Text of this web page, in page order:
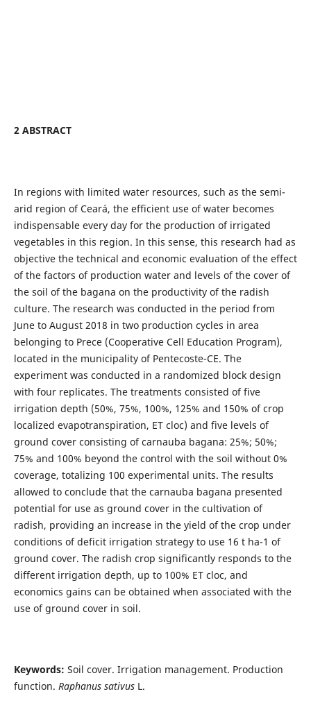
2 ABSTRACT
In regions with limited water resources, such as the semi-
arid region of Ceará, the efficient use of water becomes
indispensable every day for the production of irrigated
vegetables in this region. In this sense, this research had as
objective the technical and economic evaluation of the effect
of the factors of production water and levels of the cover of
the soil of the bagana on the productivity of the radish
culture. The research was conducted in the period from
June to August 2018 in two production cycles in area
belonging to Prece (Cooperative Cell Education Program),
located in the municipality of Pentecoste-CE. The
experiment was conducted in a randomized block design
with four replicates. The treatments consisted of five
irrigation depth (50%, 75%, 100%, 125% and 150% of crop
localized evapotranspiration, ET cloc) and five levels of
ground cover consisting of carnauba bagana: 25%; 50%;
75% and 100% beyond the control with the soil without 0%
coverage, totalizing 100 experimental units. The results
allowed to conclude that the carnauba bagana presented
potential for use as ground cover in the cultivation of
radish, providing an increase in the yield of the crop under
conditions of deficit irrigation strategy to use 16 t ha-1 of
ground cover. The radish crop significantly responds to the
different irrigation depth, up to 100% ET cloc, and
economics gains can be obtained when associated with the
use of ground cover in soil.
Keywords: Soil cover. Irrigation management. Production
function. Raphanus sativusL.